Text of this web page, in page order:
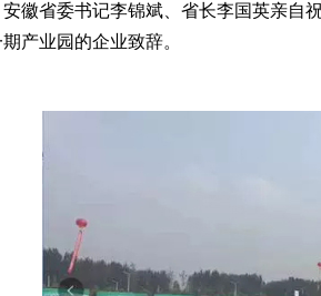
徽省委书记李锦斌、省长李国英亲自
产业园的企业致辞。